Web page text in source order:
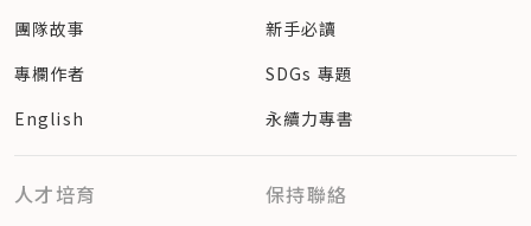
團隊故事
專欄作者
English
新手必讀
SDGs 專題
永續力專書
人才培育 保持聯絡